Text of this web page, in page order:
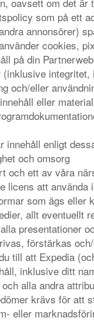
som på ett
annonsörer)
cookies,
på din
eller
eller
enligt
och omsorg
ett av våra
licens att
som ägs
allt eventuellt
presentationer
förstärkas
att Expedia
inklusive ditt
alla andra
krävs för att
eller